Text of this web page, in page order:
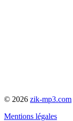
© 2026 zik-mp3.com
Mentions légales